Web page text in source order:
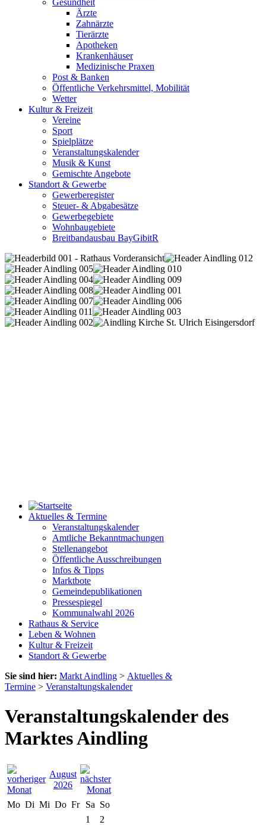
Gesundheit
Ärzte
Zahnärzte
Tierärzte
Apotheken
Krankenhäuser
Medizinische Praxen
Post & Banken
Öffentliche Verkehrsmittel, Mobilität
Wetter
Kultur & Freizeit
Vereine
Sport
Spielplätze
Veranstaltungskalender
Musik & Kunst
Gemischte Angebote
Standort & Gewerbe
Gewerberegister
Steuer- & Abgabesätze
Gewerbegebiete
Wohnbaugebiete
Breitbandausbau BayGibitR
Aktuelles & Termine
Veranstaltungskalender
Amtliche Bekanntmachungen
Stellenangebot
Öffentliche Ausschreibungen
Infos & Tipps
Marktbote
Gemeindepublikationen
Pressespiegel
Kommunalwahl 2026
Rathaus & Service
Leben & Wohnen
Kultur & Freizeit
Standort & Gewerbe
Sie sind hier: Markt Aindling > Aktuelles &
Termine > Veranstaltungskalender
Veranstaltungskalender des
Marktes Aindling
August
2026
Mo Di Mi Do Fr Sa So
1
2